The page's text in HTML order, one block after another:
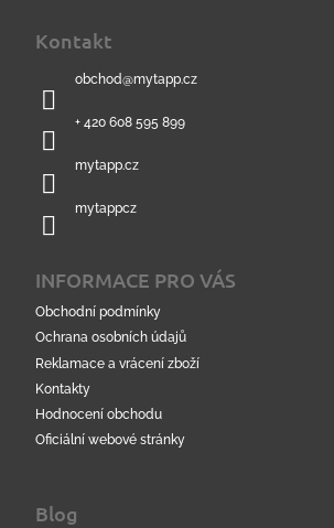
Kontakt
obchod@mytapp.cz
+ 420 608 595 899
mytapp.cz
mytappcz
INFORMACE PRO VÁS
Obchodní podmínky
Ochrana osobních údajů
Reklamace a vrácení zboží
Kontakty
Hodnocení obchodu
Oficiální webové stránky
Blog